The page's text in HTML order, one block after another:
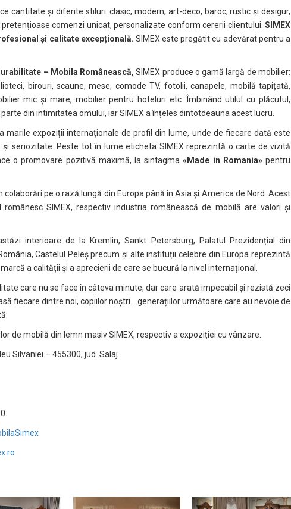
cantitate și diferite stiluri: clasic, modern, art-deco, baroc, rustic și desigur,
comenzi unicat, personalizate conform cererii clientului. SIMEX
și calitate excepțională. SIMEX este pregătit cu adevărat pentru a
– Mobila Românească, SIMEX produce o gamă largă de mobilier:
birouri, scaune, mese, comode TV, fotolii, canapele, mobilă tapițată,
mic și mare, mobilier pentru hoteluri etc. Îmbinând utilul cu plăcutul,
din intimitatea omului, iar SIMEX a înțeles dintotdeauna acest lucru.
marile expoziții internaționale de profil din lume, unde de fiecare dată este
seriozitate. Peste tot în lume eticheta SIMEX reprezintă o carte de vizită
o promovare pozitivă maximă, la sintagma«Made in Romania»pentru
pe o rază lungă din Europa până în Asia și America de Nord. Acest
SIMEX, respectiv industria românească de mobilă are valori și
interioare de la Kremlin, Sankt Petersburg, Palatul Prezidențial din
Castelul Peleș precum și alte instituții celebre din Europa reprezintă
a calității și a aprecierii de care se bucură la nivel internațional.
care nu se face în câteva minute, dar care arată impecabil și rezistă zeci
fiecare dintre noi, copiilor noștri….generațiilor următoare care au nevoie de
de mobilă din lemn masiv SIMEX, respectiv a expoziției cu vânzare.
Silvaniei – 455300, jud. Salaj.